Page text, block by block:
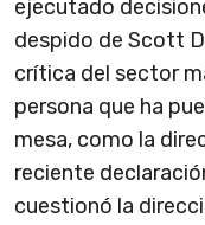
ejecutado
despido de Scott
crítica del sector
persona que ha
mesa, como la
reciente
cuestionó la